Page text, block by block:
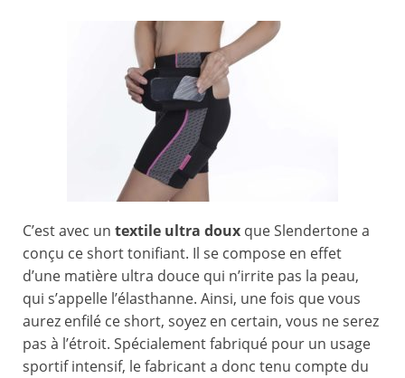
C’est avec un textile ultra doux que Slendertone a
conçu ce short tonifiant. Il se compose en effet
d’une matière ultra douce qui n’irrite pas la peau,
qui s’appelle l’élasthanne. Ainsi, une fois que vous
aurez enfilé ce short, soyez en certain, vous ne serez
pas à l’étroit. Spécialement fabriqué pour un usage
sportif intensif, le fabricant a donc tenu compte du